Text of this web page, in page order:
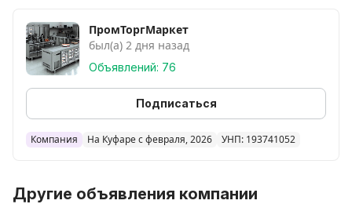
ПромТоргМаркет
был(а) 2 дня назад
Объявлений: 76
Подписаться
Компания На Куфаре с февраля, 2026 УНП: 193741052
Другие объявления компании